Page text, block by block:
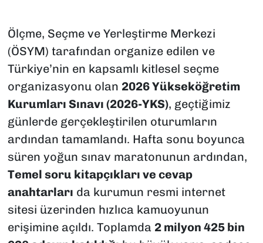
Ölçme, Seçme ve Yerleştirme Merkezi
(ÖSYM) tarafından organize edilen ve
Türkiye’nin en kapsamlı kitlesel seçme
organizasyonu olan 2026 Yükseköğretim
Kurumları Sınavı (2026-YKS), geçtiğimiz
günlerde gerçekleştirilen oturumların
ardından tamamlandı. Hafta sonu boyunca
süren yoğun sınav maratonunun ardından,
Temel soru kitapçıkları ve cevap
anahtarları da kurumun resmi internet
sitesi üzerinden hızlıca kamuoyunun
erişimine açıldı. Toplamda 2 milyon 425 bin